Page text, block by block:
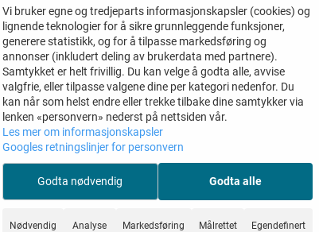
Vi bruker egne og tredjeparts informasjonskapsler (cookies) og
lignende teknologier for å sikre grunnleggende funksjoner,
generere statistikk, og for å tilpasse markedsføring og
annonser (inkludert deling av brukerdata med partnere).
Samtykket er helt frivillig. Du kan velge å godta alle, avvise
valgfrie, eller tilpasse valgene dine per kategori nedenfor. Du
kan når som helst endre eller trekke tilbake dine samtykker via
lenken «personvern» nederst på nettsiden vår.
Les mer om informasjonskapsler
Googles retningslinjer for personvern
Godta nødvendig Godta alle
Nødvendig Analyse Markedsføring Målrettet Egendefinert